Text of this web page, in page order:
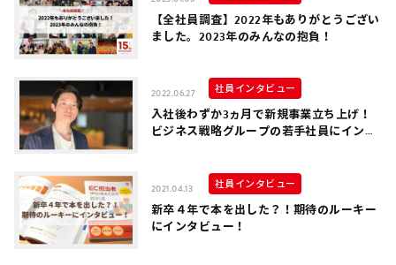
【全社員調査】2022年もありがとうござい
ました。2023年のみんなの抱負！
2022.06.27 社員インタビュー
入社後わずか3ヵ月で新規事業立ち上げ！
ビジネス戦略グループの若手社員にインタ
2021.04.13 社員インタビュー
新卒４年で本を出した？！期待のルーキー
にインタビュー！